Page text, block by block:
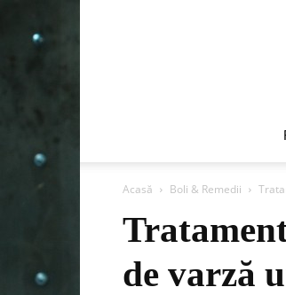
Acasă Boli & Remedii
de varză